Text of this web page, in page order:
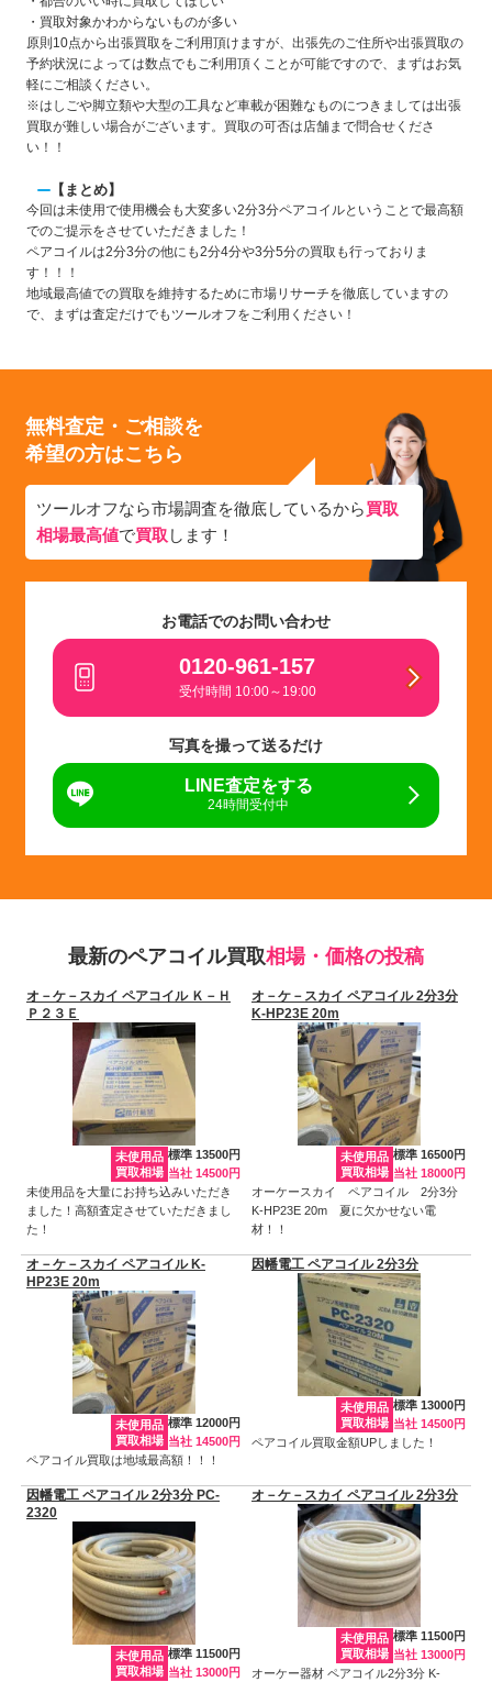
・買取対象かわからないものが多い
原則10点から出張買取をご利用頂けますが、出張先のご住所や出張買取の
予約状況によっては数点でもご利用頂くことが可能ですので、まずはお気
軽にご相談ください。
※はしごや脚立類や大型の工具など車載が困難なものにつきましては出張
買取が難しい場合がございます。買取の可否は店舗まで問合せくださ
い！！
【まとめ】
今回は未使用で使用機会も大変多い2分3分ペアコイルということで最高額
でのご提示をさせていただきました！
ペアコイルは2分3分の他にも2分4分や3分5分の買取も行っておりま
す！！！
地域最高値での買取を維持するために市場リサーチを徹底していますの
で、まずは査定だけでもツールオフをご利用ください！
無料査定・ご相談を
希望の方はこちら
ツールオフなら市場調査を徹底しているから買取
相場最高値で買取 します！
お電話でのお問い合わせ
0120-961-157
受付時間 10:00～19:00
写真を撮って送るだけ
LINE査定をする
24時間受付中
最新のペアコイル買取相場・価格の投稿
オ－ケ－スカイ ペアコイル Ｋ－Ｈ
Ｐ２３Ｅ
未使用品
買取相場
標準 13500円
当社 14500円
未使用品を大量にお持ち込みいただき
ました！高額査定させていただきまし
た！
オ－ケ－スカイ ペアコイル 2分3分
K-HP23E 20m
未使用品
買取相場
標準 16500円
当社 18000円
オーケースカイ ペアコイル 2分3分
K-HP23E 20m 夏に欠かせない電
材！！
オ－ケ－スカイ ペアコイル K-
HP23E 20m
未使用品
買取相場
標準 12000円
当社 14500円
ペアコイル買取は地域最高額！！！
因幡電工 ペアコイル 2分3分
未使用品
買取相場
標準 13000円
当社 14500円
ペアコイル買取金額UPしました！
因幡電工 ペアコイル 2分3分 PC-
2320
未使用品
買取相場
標準 11500円
当社 13000円
オ－ケ－スカイ ペアコイル 2分3分
未使用品
買取相場
標準 11500円
当社 13000円
オーケー器材 ペアコイル2分3分 K-